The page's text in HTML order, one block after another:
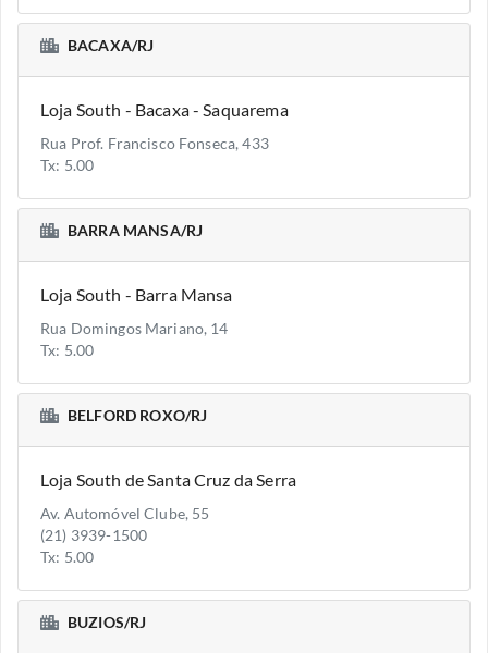
BACAXA/RJ
Loja South - Bacaxa - Saquarema
Rua Prof. Francisco Fonseca, 433
Tx: 5.00
BARRA MANSA/RJ
Loja South - Barra Mansa
Rua Domingos Mariano, 14
Tx: 5.00
BELFORD ROXO/RJ
Loja South de Santa Cruz da Serra
Av. Automóvel Clube, 55
(21) 3939-1500
Tx: 5.00
BUZIOS/RJ